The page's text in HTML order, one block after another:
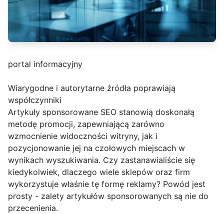
portal informacyjny
Wiarygodne i autorytarne źródła poprawiają
współczynniki
Artykuły sponsorowane SEO stanowią doskonałą
metodę promocji, zapewniającą zarówno
wzmocnienie widoczności witryny, jak i
pozycjonowanie jej na czołowych miejscach w
wynikach wyszukiwania. Czy zastanawialiście się
kiedykolwiek, dlaczego wiele sklepów oraz firm
wykorzystuje właśnie tę formę reklamy? Powód jest
prosty - zalety artykułów sponsorowanych są nie do
przecenienia.